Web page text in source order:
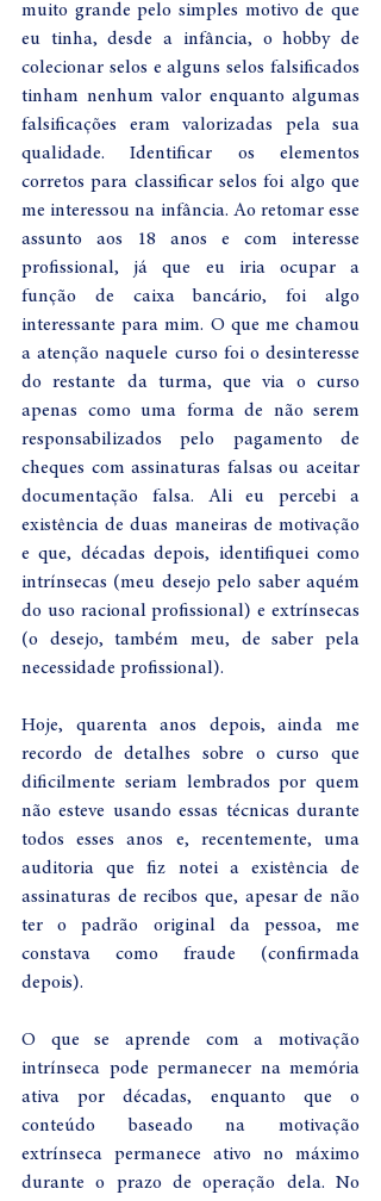
muito grande pelo simples motivo de que
eu tinha, desde a infância, o hobby de
colecionar selos e alguns selos falsificados
tinham nenhum valor enquanto algumas
falsificações eram valorizadas pela sua
qualidade. Identificar os elementos
corretos para classificar selos foi algo que
me interessou na infância. Ao retomar esse
assunto aos 18 anos e com interesse
profissional, já que eu iria ocupar a
função de caixa bancário, foi algo
interessante para mim. O que me chamou
a atenção naquele curso foi o desinteresse
do restante da turma, que via o curso
apenas como uma forma de não serem
responsabilizados pelo pagamento de
cheques com assinaturas falsas ou aceitar
documentação falsa. Ali eu percebi a
existência de duas maneiras de motivação
e que, décadas depois, identifiquei como
intrínsecas (meu desejo pelo saber aquém
do uso racional profissional) e extrínsecas
(o desejo, também meu, de saber pela
necessidade profissional).
Hoje, quarenta anos depois, ainda me
recordo de detalhes sobre o curso que
dificilmente seriam lembrados por quem
não esteve usando essas técnicas durante
todos esses anos e, recentemente, uma
auditoria que fiz notei a existência de
assinaturas de recibos que, apesar de não
ter o padrão original da pessoa, me
constava como fraude (confirmada
depois).
O que se aprende com a motivação
intrínseca pode permanecer na memória
ativa por décadas, enquanto que o
conteúdo baseado na motivação
extrínseca permanece ativo no máximo
durante o prazo de operação dela. No